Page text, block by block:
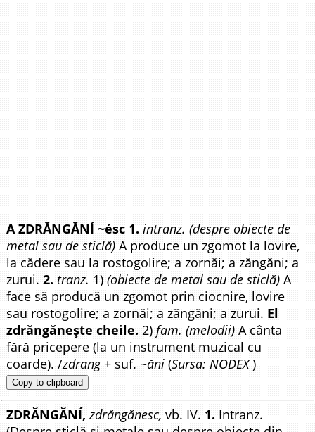
A ZDRĂNGĂNÍ ~ésc 1. intranz. (despre obiecte de
metal sau de sticlă) A produce un zgomot la lovire,
la cădere sau la rostogolire; a zornăi; a zăngăni; a
zurui.2. tranz. 1) (obiecte de metal sau de sticlă) A
face să producă un zgomot prin ciocnire, lovire
sau rostogolire; a zornăi; a zăngăni; a zurui. El
zdrăngănește cheile. 2)fam. (melodii) A cânta
fără pricepere (la un instrument muzical cu
coarde). /zdrang+ suf. ~ăni (Sursa: NODEX)
Copy to clipboard
ZDRĂNGĂNÍ, zdrăngănesc, vb. IV. 1. Intranz.